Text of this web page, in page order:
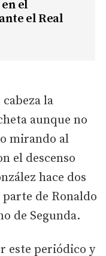
el
el Real
la
aunque no
mirando al
el descenso
hace dos
de Ronaldo
de Segunda.
este periódico y